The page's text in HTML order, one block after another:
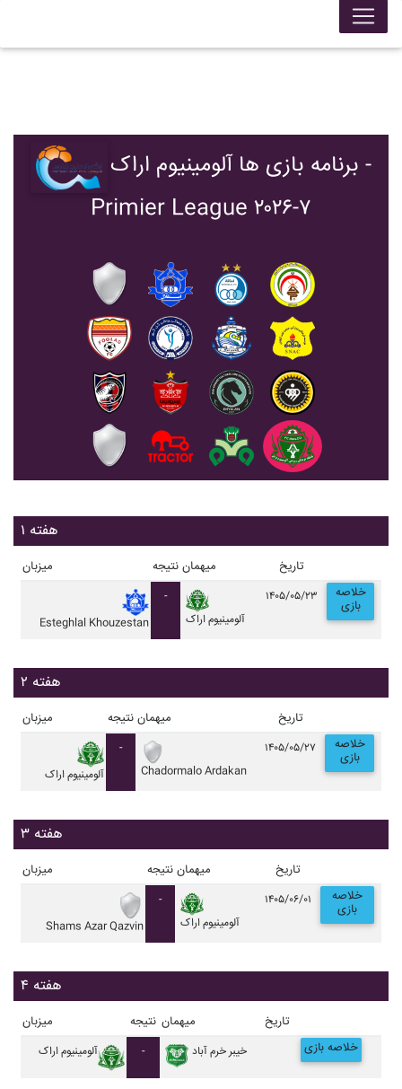
برنامه بازی ها آلومينيوم اراک -
Primier League ۲۰۲۶-۷
هفته ۱
میزبان نتیجه میهمان تاریخ
Esteghlal Khouzestan
-
آلومينيوم اراک
۱۴۰۵/۰۵/۲۳ خلاصه
بازی
هفته ۲
میزبان نتیجه میهمان تاریخ
آلومينيوم اراک
-
Chadormalo Ardakan
۱۴۰۵/۰۵/۲۷ خلاصه
بازی
هفته ۳
میزبان نتیجه میهمان تاریخ
Shams Azar Qazvin
-
آلومينيوم اراک
۱۴۰۵/۰۶/۰۱ خلاصه
بازی
هفته ۴
میزبان نتیجه میهمان تاریخ
آلومينيوم اراک - خيبر خرم آباد خلاصه بازی